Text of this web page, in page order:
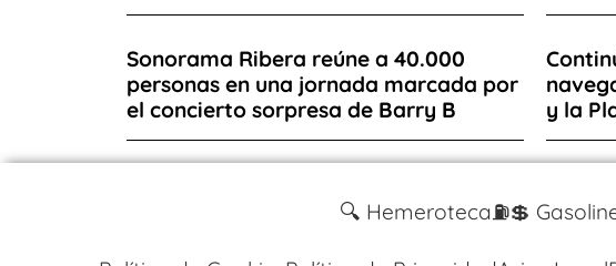
Sonorama Ribera reúne a 40.000
personas en una jornada marcada por
el concierto sorpresa de Barry B
y la
🔍 Hemeroteca⛽️💲